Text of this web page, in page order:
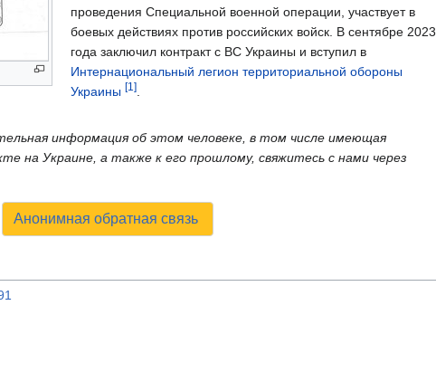
проведения Специальной военной операции, участвует в
боевых действиях против российских войск. В сентябре 2023
года заключил контракт с ВС Украины и вступил в
Интернациональный легион территориальной обороны
Украины [1].
информация об этом человеке, в том числе имеющая
на Украине, а также к его прошлому, свяжитесь с нами через
Анонимная обратная связь